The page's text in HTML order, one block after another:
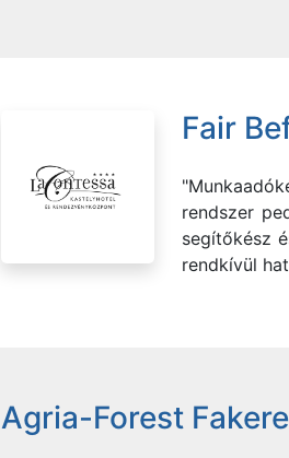
Fair
rendszer
segítőkész
rendkívül
Agria-Forest